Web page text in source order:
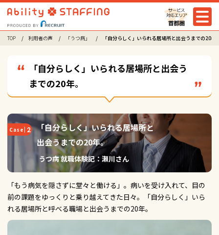
TOP 利用者の声 「うつ病」 「自分らしく」いられる居場所と出会うまでの20年
「自分らしく」いられる居場所と出会う
までの20年。
Case 2
「自分らしく」いられる居場所と
出会うまでの20年。
うつ病 就職体験記：瀬川さん
「もう病気を隠さずに堂々と働ける」。病いを受け入れて、目の
前の課題をゆっくりと乗り越えてきた日々。「自分らしく」いら
れる居場所と呼べる職場と出会うまでの20年。